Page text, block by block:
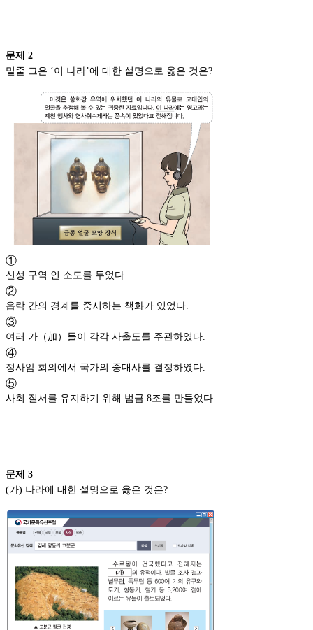
문제 2
밑줄 그은 ‘이 나라’에 대한 설명으로 옳은 것은?
①
신성 구역 인 소도를 두었다.
②
읍락 간의 경계를 중시하는 책화가 있었다.
③
여러 가（加）들이 각각 사출도를 주관하였다.
④
정사암 회의에서 국가의 중대사를 결정하였다.
⑤
사회 질서를 유지하기 위해 범금 8조를 만들었다.
문제 3
(가) 나라에 대한 설명으로 옳은 것은?